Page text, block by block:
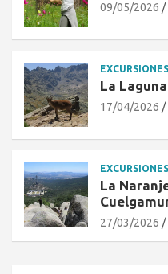
09/05/2026
La
17/04/2026
La
27/03/2026